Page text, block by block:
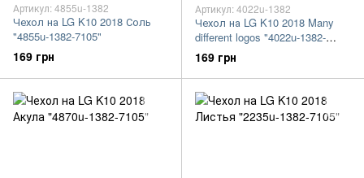
Артикул: 4855u-1382
Чехол на LG K10 2018 Соль
"4855u-1382-7105"
169 грн
Артикул: 4022u-1382
Чехол на LG K10 2018 Many
different logos "4022u-1382-
7105"
169 грн